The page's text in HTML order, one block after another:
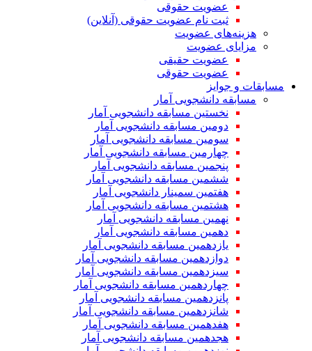
عضویت حقوقی
ثبت نام عضویت حقوقی (آنلاین)
هزینه‌های عضویت
مزایای عضویت
عضویت حقیقی
عضویت حقوقی
مسابقات و جوایز
مسابقه دانشجویی آمار
نخستین مسابقه دانشجویی آمار
دومین مسابقه دانشجویی آمار
سومین مسابقه دانشجویی آمار
چهارمین مسابقه دانشجویی آمار
پنجمین مسابقه دانشجویی آمار
ششمین مسابقه دانشجویی آمار
هفتمین سمینار دانشجویی آمار
هشتمین مسابقه دانشجویی آمار
نهمین مسابقه دانشجویی آمار
دهمین مسابقه دانشجویی آمار
یازدهمین مسابقه دانشجویی آمار
دوازدهمین مسابقه دانشجویی آمار
سیزدهمین مسابقه دانشجویی آمار
چهاردهمین مسابقه دانشجویی آمار
پانزدهمین مسابقه دانشجویی آمار
شانزدهمین مسابقه دانشجویی آمار
هفدهمین مسابقه دانشجویی آمار
هجدهمین مسابقه دانشجویی آمار